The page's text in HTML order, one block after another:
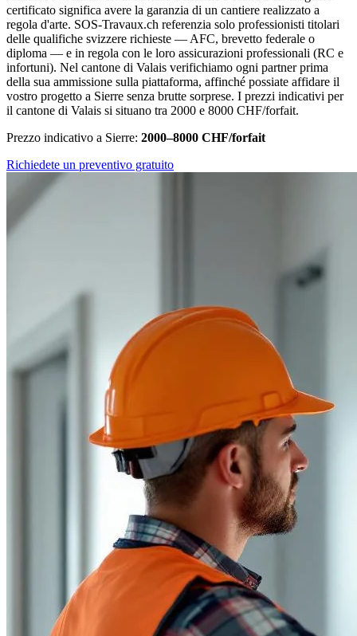
certificato significa avere la garanzia di un cantiere realizzato a
regola d'arte. SOS-Travaux.ch referenzia solo professionisti titolari
delle qualifiche svizzere richieste — AFC, brevetto federale o
diploma — e in regola con le loro assicurazioni professionali (RC e
infortuni). Nel cantone di Valais verifichiamo ogni partner prima
della sua ammissione sulla piattaforma, affinché possiate affidare il
vostro progetto a Sierre senza brutte sorprese. I prezzi indicativi per
il cantone di Valais si situano tra 2000 e 8000 CHF/forfait.
Prezzo indicativo a Sierre: 2000–8000 CHF/forfait
Richiedete un preventivo gratuito